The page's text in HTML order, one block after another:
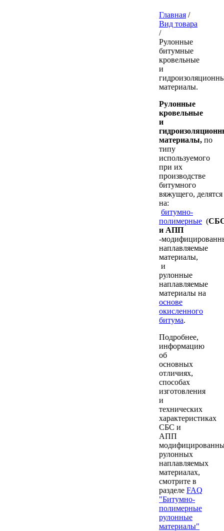
Главная /
Вид товара
/
Рулонные
битумные
кровельные
и
материалы.
Рулонные
кровельные
и
материалы, по
типу
используемого
при их
производстве
битумного
вяжущего, делятся
на:
битумно-
полимерные (
и АПП
-
наплавляемые
материалы,
и
рулонные
наплавляемые
материалы на
основе
окисленного
битума.
Подробнее,
информацию
об
основных
отличиях,
способах
изготовления
и
технических
характеристиках
СБС и
АПП
рулонных
наплавляемых
материалах,
смотрите в
разделе FAQ
"Битумно-
полимерные
рулонные
материалы"